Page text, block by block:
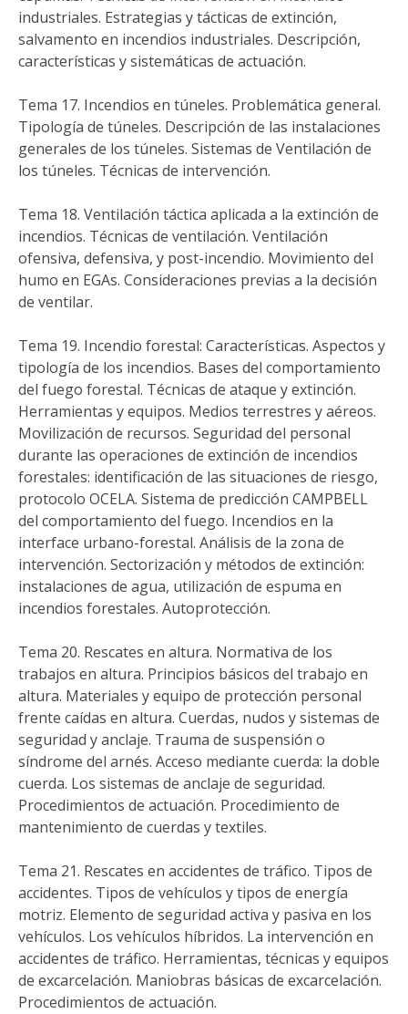
industriales. Estrategias y tácticas de extinción,
salvamento en incendios industriales. Descripción,
características y sistemáticas de actuación.
Tema 17. Incendios en túneles. Problemática general.
Tipología de túneles. Descripción de las instalaciones
generales de los túneles. Sistemas de Ventilación de
los túneles. Técnicas de intervención.
Tema 18. Ventilación táctica aplicada a la extinción de
incendios. Técnicas de ventilación. Ventilación
ofensiva, defensiva, y post-incendio. Movimiento del
humo en EGAs. Consideraciones previas a la decisión
de ventilar.
Tema 19. Incendio forestal: Características. Aspectos y
tipología de los incendios. Bases del comportamiento
del fuego forestal. Técnicas de ataque y extinción.
Herramientas y equipos. Medios terrestres y aéreos.
Movilización de recursos. Seguridad del personal
durante las operaciones de extinción de incendios
forestales: identificación de las situaciones de riesgo,
protocolo OCELA. Sistema de predicción CAMPBELL
del comportamiento del fuego. Incendios en la
interface urbano-forestal. Análisis de la zona de
intervención. Sectorización y métodos de extinción:
instalaciones de agua, utilización de espuma en
incendios forestales. Autoprotección.
Tema 20. Rescates en altura. Normativa de los
trabajos en altura. Principios básicos del trabajo en
altura. Materiales y equipo de protección personal
frente caídas en altura. Cuerdas, nudos y sistemas de
seguridad y anclaje. Trauma de suspensión o
síndrome del arnés. Acceso mediante cuerda: la doble
cuerda. Los sistemas de anclaje de seguridad.
Procedimientos de actuación. Procedimiento de
mantenimiento de cuerdas y textiles.
Tema 21. Rescates en accidentes de tráfico. Tipos de
accidentes. Tipos de vehículos y tipos de energía
motriz. Elemento de seguridad activa y pasiva en los
vehículos. Los vehículos híbridos. La intervención en
accidentes de tráfico. Herramientas, técnicas y equipos
de excarcelación. Maniobras básicas de excarcelación.
Procedimientos de actuación.